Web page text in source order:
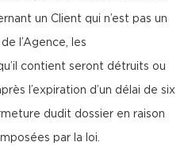
un Client qui n’est pas un
l’Agence, les
contient seront détruits ou
l’expiration d’un délai de six
dudit dossier en raison
par la loi.